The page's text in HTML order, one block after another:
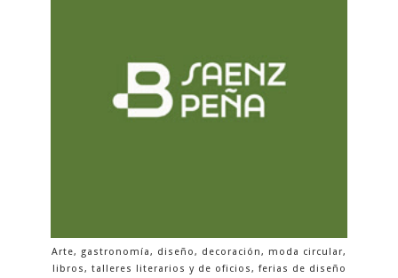
Arte, gastronomía, diseño, decoración, moda circular,
libros, talleres literarios y de oficios, ferias de diseño